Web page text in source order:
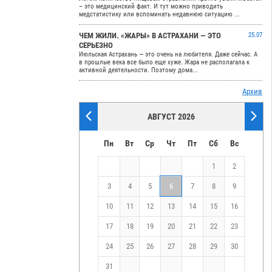
– это медицинский факт. И тут можно приводить
медстатистику или вспоминать недавнюю ситуацию ...
ЧЕМ ЖИЛИ. «ЖАРЫ» В АСТРАХАНИ — ЭТО
СЕРЬЕЗНО
25.07
Июльская Астрахань — это очень на любителя. Даже сейчас. А
в прошлые века все было еще хуже. Жара не располагала к
активной деятельности. Поэтому дома...
Архив
АВГУСТ 2026
Пн Вт Ср Чт Пт Сб Вс
1 2
3 4 5 6 7 8 9
10 11 12 13 14 15 16
17 18 19 20 21 22 23
24 25 26 27 28 29 30
31